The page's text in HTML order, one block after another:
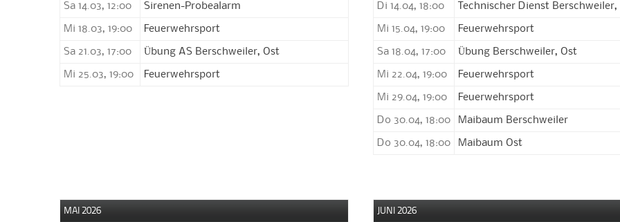
Sa 14.03, 12:00 Sirenen-Probealarm
Mi 18.03, 19:00 Feuerwehrsport
Sa 21.03, 17:00 Übung AS Berschweiler, Ost
Mi 25.03, 19:00 Feuerwehrsport
Di 14.04, 18:00 Technischer Dienst Berschweiler,
Mi 15.04, 19:00 Feuerwehrsport
Sa 18.04, 17:00 Übung Berschweiler, Ost
Mi 22.04, 19:00 Feuerwehrsport
Mi 29.04, 19:00 Feuerwehrsport
Do 30.04, 18:00 Maibaum Berschweiler
Do 30.04, 18:00 Maibaum Ost
MAI 2026 JUNI 2026